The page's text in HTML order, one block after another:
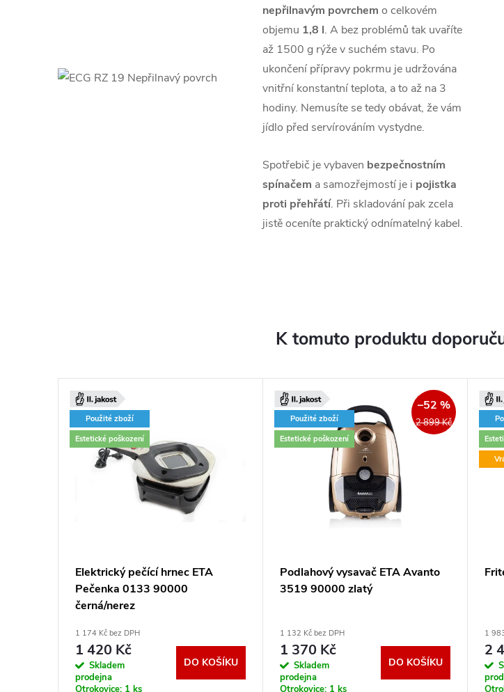
nepřilnavým povrchem o celkovém
objemu 1,8 l. A bez problémů tak uvaříte
až 1500 g rýže v suchém stavu. Po
ukončení přípravy pokrmu je udržována
vnitřní konstantní teplota, a to až na 3
hodiny. Nemusíte se tedy obávat, že vám
jídlo před servírováním vystydne.
Spotřebič je vybaven bezpečnostním
spínačem a samozřejmostí je i pojistka
proti přehřátí. Při skladování pak zcela
jistě oceníte praktický odnímatelný kabel.
K tomuto produktu
Použité zboží
Estetické poškození
Elektrický pečící hrnec ETA
Pečenka 0133 90000
černá/nerez
1 174 Kč bez DPH
1 420 Kč
Skladem
prodejna
Otrokovice: 1 ks
DO KOŠÍKU
Použité zboží
Estetické poškození
2 899 Kč
–52 %
Podlahový vysavač ETA Avanto
3519 90000 zlatý
1 132 Kč bez DPH
1 370 Kč
Skladem
prodejna
Otrokovice: 1 ks
DO KOŠÍKU
1
2